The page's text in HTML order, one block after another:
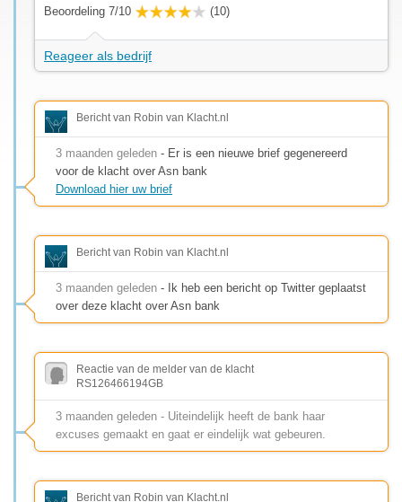
Beoordeling 7/10 (10)
Reageer als bedrijf
Bericht van Robin van Klacht.nl
3 maanden geleden - Er is een nieuwe brief gegenereerd
voor de klacht over Asn bank
Download hier uw brief
Bericht van Robin van Klacht.nl
3 maanden geleden - Ik heb een bericht op Twitter geplaatst
over deze klacht over Asn bank
Reactie van de melder van de klacht
RS126466194GB
3 maanden geleden - Uiteindelijk heeft de bank haar
excuses gemaakt en gaat er eindelijk wat gebeuren.
Bericht van Robin van Klacht.nl